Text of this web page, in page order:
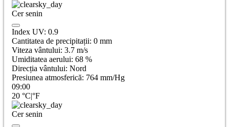
Cer senin
Index UV: 0.9
Cantitatea de precipitații: 0 mm
Viteza vântului: 3.7 m/s
Umiditatea aerului: 68 %
Direcția vântului: Nord
Presiunea atmosferică: 764 mm/Hg
09:00
20 °C|°F
Cer senin